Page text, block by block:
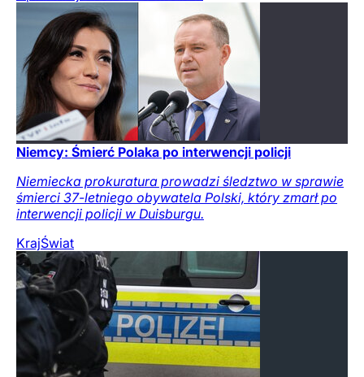
Niemcy: Śmierć Polaka po interwencji policji
Niemiecka prokuratura prowadzi śledztwo w sprawie
śmierci 37-letniego obywatela Polski, który zmarł po
interwencji policji w Duisburgu.
KrajŚwiat